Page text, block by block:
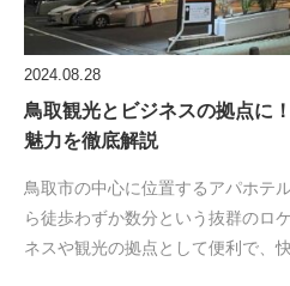
2024.08.28
鳥取観光とビジネスの拠点に
魅力を徹底解説
鳥取市の中心に位置するアパホテ
ら徒歩わずか数分という抜群のロ
ネスや観光の拠点として便利で、